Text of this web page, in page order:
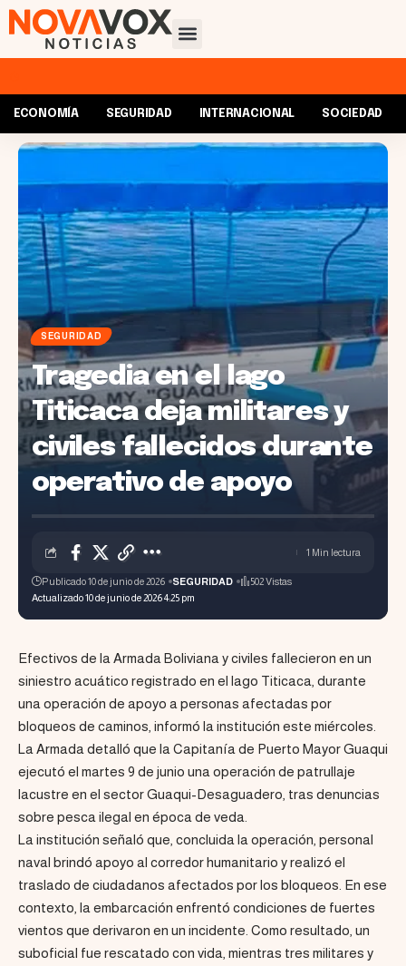
ECONOMÍA SEGURIDAD INTERNACIONAL SOCIEDAD
SEGURIDAD
Tragedia en el lago
Titicaca deja militares y
civiles fallecidos durante
operativo de apoyo
Actualizado 10 de junio de 2026 4:25 pm
Publicado 10 de junio de 2026 SEGURIDAD 502 Vistas
1 Min lectura
Efectivos de la Armada Boliviana y civiles fallecieron en un
siniestro acuático registrado en el lago Titicaca, durante
una operación de apoyo a personas afectadas por
bloqueos de caminos, informó la institución este miércoles.
La Armada detalló que la Capitanía de Puerto Mayor Guaqui
ejecutó el martes 9 de junio una operación de patrullaje
lacustre en el sector Guaqui-Desaguadero, tras denuncias
sobre pesca ilegal en época de veda.
La institución señaló que, concluida la operación, personal
naval brindó apoyo al corredor humanitario y realizó el
traslado de ciudadanos afectados por los bloqueos. En ese
contexto, la embarcación enfrentó condiciones de fuertes
vientos que derivaron en un incidente. Como resultado, un
suboficial fue rescatado con vida, mientras tres militares y